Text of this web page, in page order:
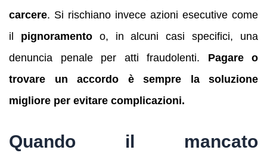
carcere. Si rischiano invece azioni esecutive come
il pignoramentoo, in alcuni casi specifici, una
denuncia penale per atti fraudolenti. Pagare o
trovare un accordo è sempre la soluzione
migliore per evitare complicazioni.
Quando il mancato